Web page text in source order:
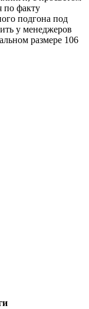
по факту
подгона под
у менеджеров
размере 106